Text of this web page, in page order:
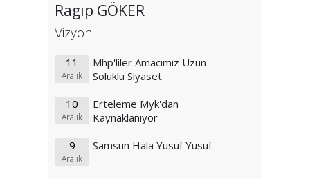
Ragıp GÖKER
Vizyon
11
Aralık
Mhp'liler Amacımız Uzun
Soluklu Siyaset
10
Aralık
Erteleme Myk'dan
Kaynaklanıyor
9
Aralık
Samsun Hala Yusuf Yusuf